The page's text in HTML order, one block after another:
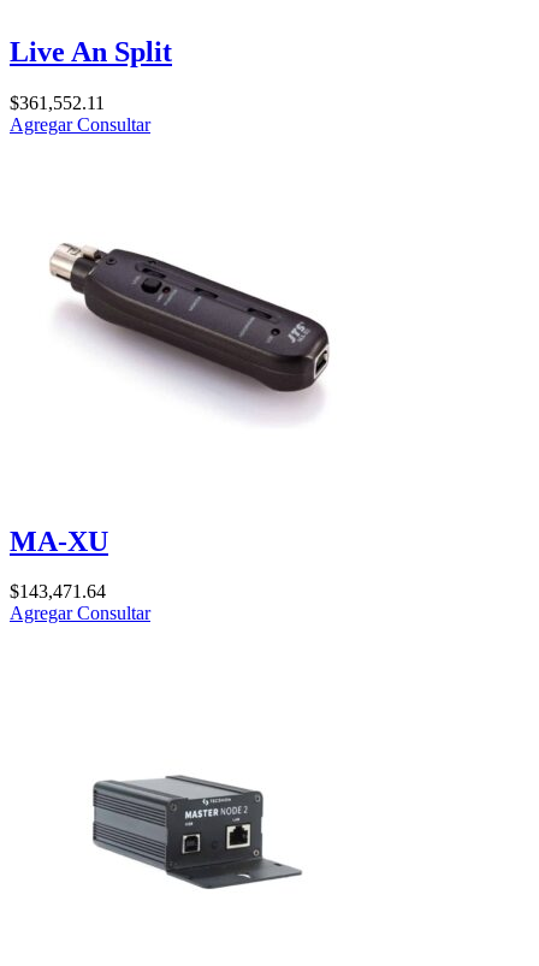
Live An Split
$361,552.11
AgregarConsultar
MA-XU
$143,471.64
AgregarConsultar